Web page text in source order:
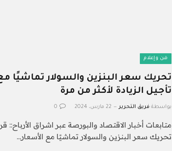
فن وإعلام
تحريك سعر البنزين والسولار تماشيًا
تأجيل الزيادة لأكثر من مرة
بواسطة فريق التحرير 22 مارس، 2024 0
متابعات أخبار الاقتصاد والبورصة عبر اشراق
تحريك سعر البنزين والسولار تماشيًا مع الأسعار…